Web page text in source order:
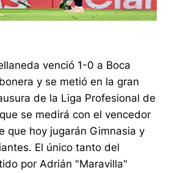
venció 1-0 a Boca
y se metió en la gran
de la Liga Profesional de
se medirá con el vencedor
que hoy jugarán Gimnasia y
El único tanto del
por Adrián "Maravilla"